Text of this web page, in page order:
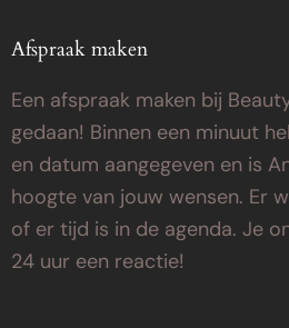
Afspraak maken
Een afspraak maken bij
gedaan! Binnen een minuut
en datum aangegeven en is
hoogte van jouw wensen. Er
of er tijd is in de agenda. Je
24 uur een reactie!